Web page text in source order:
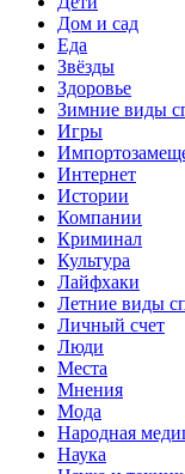
Дом и сад
Еда
Звёзды
Здоровье
Зимние виды
Игры
Интернет
Истории
Компании
Криминал
Культура
Лайфхаки
Летние виды
Личный счет
Люди
Места
Мнения
Мода
Народная
Наука